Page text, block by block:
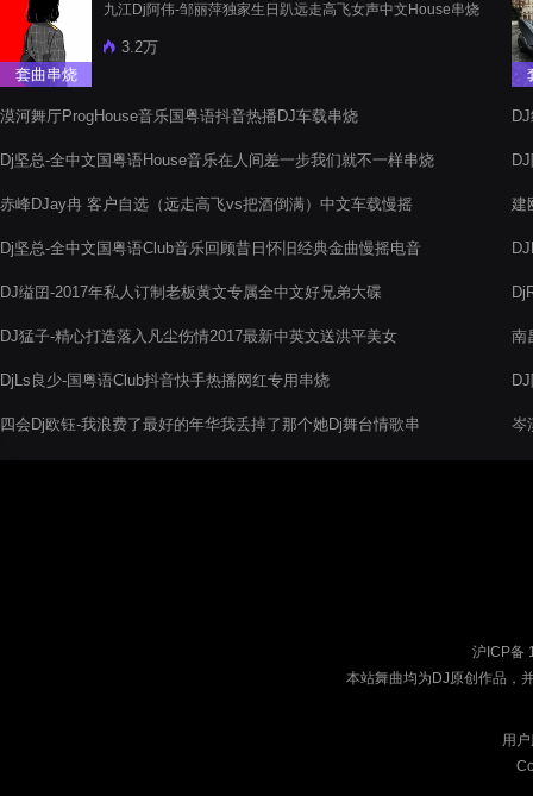
套曲串烧
九江Dj阿伟-邹丽萍独家生日趴远走高飞女声中文House串烧
3.2万
漠河舞厅ProgHouse音乐国粤语抖音热播DJ车载串烧
Dj坚总-全中文国粤语House音乐在人间差一步我们就不一样串烧
赤峰DJay冉 客户自选（远走高飞vs把酒倒满）中文车载慢摇
Dj坚总-全中文国粤语Club音乐回顾昔日怀旧经典金曲慢摇电音
DJ缢囝-2017年私人订制老板黄文专属全中文好兄弟大碟
DJ猛子-精心打造落入凡尘伤情2017最新中英文送洪平美女
DjLs良少-国粤语Club抖音快手热播网红专用串烧
四会Dj欧钰-我浪费了最好的年华我丢掉了那个她Dj舞台情歌串
建
南
岑
沪ICP备
本站舞曲均为DJ原创作品，
用